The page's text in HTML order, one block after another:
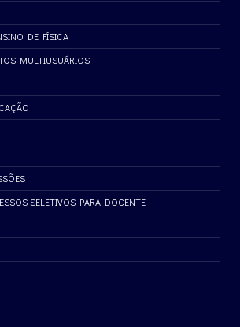
DE FÍSICA
MULTIUSUÁRIOS
SELETIVOS PARA DOCENTE